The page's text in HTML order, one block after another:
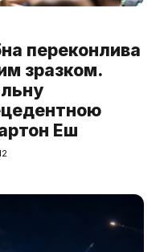
переконлива
зразком.
Еш